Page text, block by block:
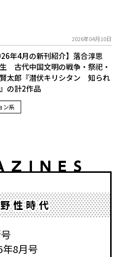
2026年04月10日
年4月の新刊紹介】落合淳思
生 古代中国文明の戦争・祭祀・
太郎『潜伏キリシタン 知られ
の計2作品
ン系
性時代
年8月号